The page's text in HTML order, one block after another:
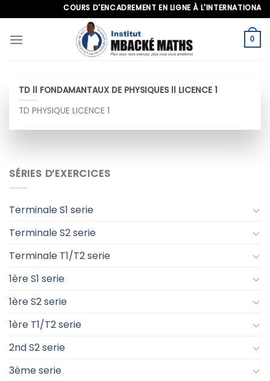
to
content
COURS D'ENCADREMENT EN LIGNE À L'INTERNATIONAL,
0
SÉRIES D’EXERCICES
Terminale S1 serie
Terminale S2 serie
Terminale T1/T2 serie
1ère S1 serie
1ère S2 serie
1ère T1/T2 serie
2nd S2 serie
3ème serie
TD ll FONDAMANTAUX DE PHYSIQUES ll LICENCE 1
TD PHYSIQUE LICENCE 1